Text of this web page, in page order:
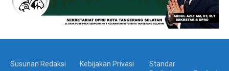
Susunan Redaksi Kebijakan Privasi
Standar